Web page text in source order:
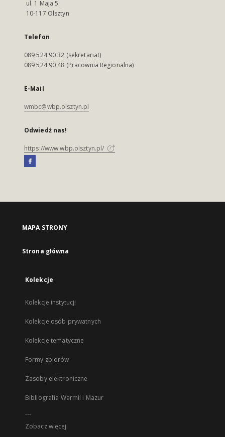
ul. 1 Maja 5
10-117 Olsztyn
Telefon
089 524 90 32 (sekretariat)
089 524 90 48 (Pracownia Regionalna)
E-Mail
wmbc@wbp.olsztyn.pl
Odwiedź nas!
https://www.wbp.olsztyn.pl/
MAPA STRONY
Strona główna
Kolekcje
Kolekcje instytucji
Kolekcje osób prywatnych
Kolekcje tematyczne
Formy zbiorów
Zasoby elektroniczne
Bibliografia Warmii i Mazur
...
Zobacz więcej